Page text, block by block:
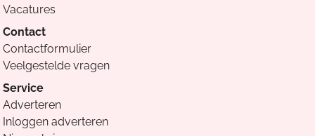
Vacatures
Contact
Contactformulier
Veelgestelde vragen
Service
Adverteren
Inloggen adverteren